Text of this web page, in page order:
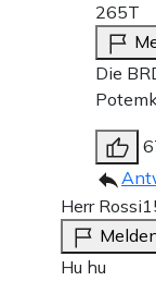
265T
Die
Herr Rossi
Hu hu